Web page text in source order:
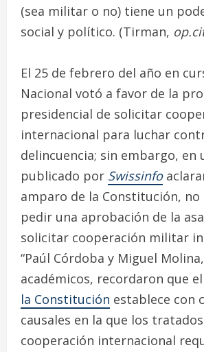
(sea militar o no) tiene un
social y político. (Tirman,
El 25 de febrero del año en
Nacional votó a favor de la
presidencial de solicitar
internacional para luchar
delincuencia; sin embargo, en
publicado por Swissinfo
amparo de la Constitución, no
pedir una aprobación de la
solicitar cooperación militar
“Paúl Córdoba y Miguel
académicos, recordaron que el
la Constitución establece con
causales en la que los
cooperación internacional